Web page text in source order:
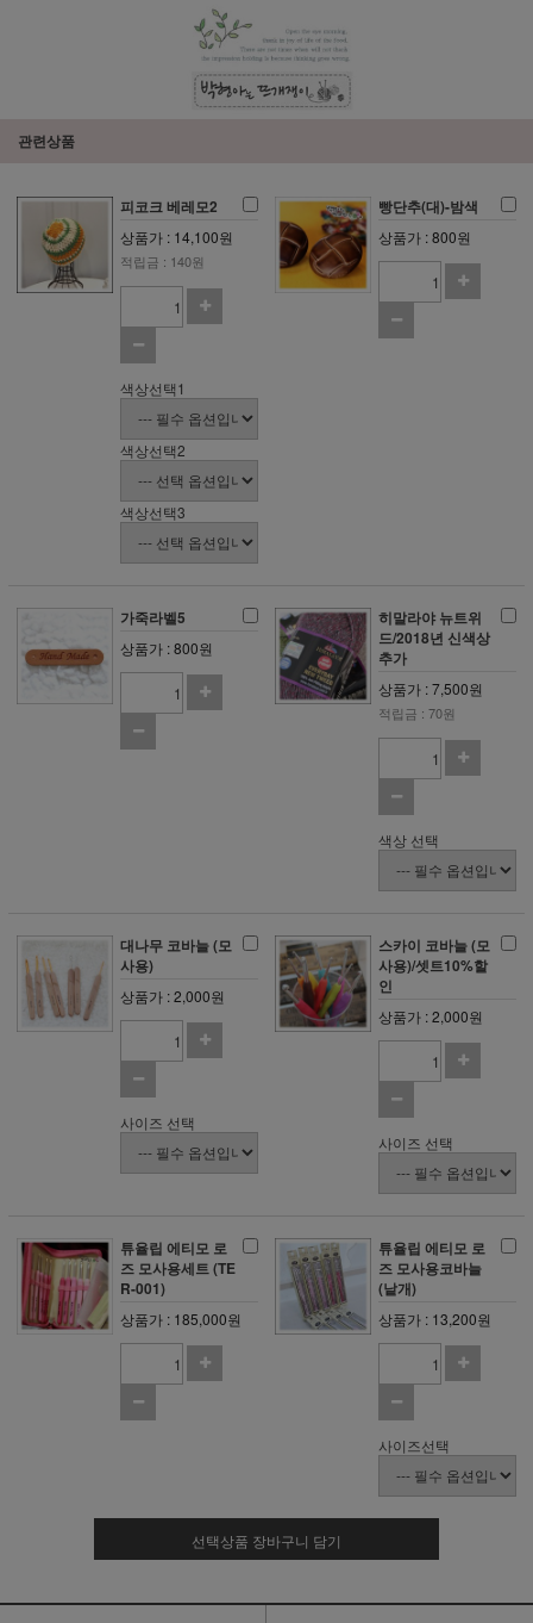
관련상품
피코크 베레모2
상품가 : 14,100원
적립금 : 140원
색상선택1
색상선택2
색상선택3
빵단추(대)-밤색
상품가 : 800원
가죽라벨5
상품가 : 800원
히말라야 뉴트위
드/2018년 신색상
추가
상품가 : 7,500원
적립금 : 70원
색상 선택
대나무 코바늘 (모
사용)
상품가 : 2,000원
사이즈 선택
스카이 코바늘 (모
사용)/셋트10%할
인
상품가 : 2,000원
사이즈 선택
튜율립 에티모 로
즈 모사용세트 (TE
R-001)
상품가 : 185,000원
튜율립 에티모 로
즈 모사용코바늘
(낱개)
상품가 : 13,200원
사이즈선택
선택상품 장바구니 담기